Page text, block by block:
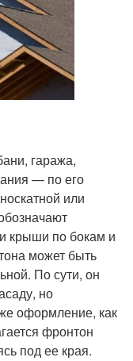
гаража,
— по его
или
крыши по бокам и
может быть
По сути, он
но
оформление, как
фронтон
под ее края.